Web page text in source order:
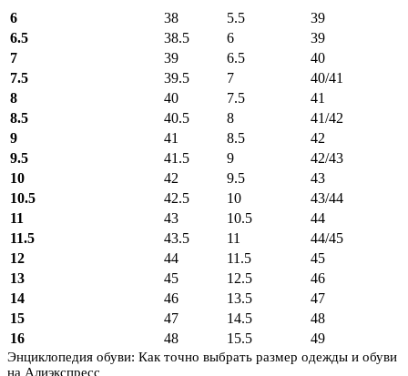
6
38 5.5
39
6.5
38.5 6
39
7
39 6.5
40
7.5
39.5 7
40/41
8
40 7.5
41
8.5
40.5 8
41/42
9
41 8.5
42
9.5
41.5 9
42/43
10
42 9.5
43
10.5
42.5 10
43/44
11
43 10.5
44
11.5
43.5 11
44/45
12
44 11.5
45
13
45 12.5
46
14
46 13.5
47
15
47 14.5
48
16
48 15.5 49
Энциклопедия обуви: Как точно выбрать размер одежды и обуви
на Алиэкспресс